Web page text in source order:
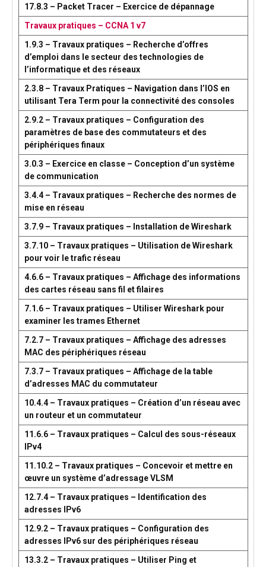
17.8.3 – Packet Tracer – Exercice de dépannage
Travaux pratiques – CCNA 1 v7
1.9.3 – Travaux pratiques – Recherche d’offres
d’emploi dans le secteur des technologies de
l’informatique et des réseaux
2.3.8 – Travaux Pratiques – Navigation dans l’IOS en
utilisant Tera Term pour la connectivité des consoles
2.9.2 – Travaux pratiques – Configuration des
paramètres de base des commutateurs et des
périphériques finaux
3.0.3 – Exercice en classe – Conception d’un système
de communication
3.4.4 – Travaux pratiques – Recherche des normes de
mise en réseau
3.7.9 – Travaux pratiques – Installation de Wireshark
3.7.10 – Travaux pratiques – Utilisation de Wireshark
pour voir le trafic réseau
4.6.6 – Travaux pratiques – Affichage des informations
des cartes réseau sans fil et filaires
7.1.6 – Travaux pratiques – Utiliser Wireshark pour
examiner les trames Ethernet
7.2.7 – Travaux pratiques – Affichage des adresses
MAC des périphériques réseau
7.3.7 – Travaux pratiques – Affichage de la table
d’adresses MAC du commutateur
10.4.4 – Travaux pratiques – Création d’un réseau avec
un routeur et un commutateur
11.6.6 – Travaux pratiques – Calcul des sous-réseaux
IPv4
11.10.2 – Travaux pratiques – Concevoir et mettre en
œuvre un système d’adressage VLSM
12.7.4 – Travaux pratiques – Identification des
adresses IPv6
12.9.2 – Travaux pratiques – Configuration des
adresses IPv6 sur des périphériques réseau
13.3.2 – Travaux pratiques – Utiliser Ping et